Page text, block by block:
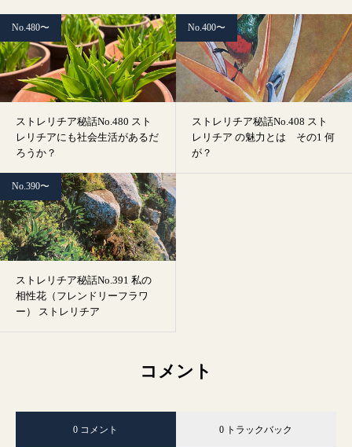
No.480〜
ストレリチア秘話No.480 スト
レリチアにも社会生活があるだ
ろうか？
No.400〜
ストレリチア秘話No.408 スト
レリチア の魅力とは その1 何
が？
No.390〜
ストレリチア秘話No.391 私の
相性花（フレンドリーフラワ
ー） ストレリチア
コメント
0 コメント 0 トラックバック